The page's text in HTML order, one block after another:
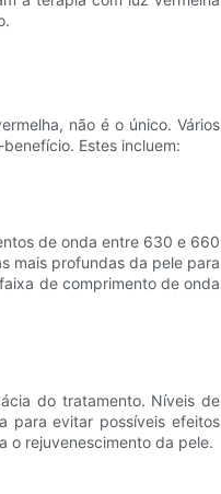
não é o único. Vários
Estes incluem:
de onda entre 630 e 660
mais profundas da pele para
de comprimento de onda
do tratamento. Níveis de
para evitar possíveis efeitos
o rejuvenescimento da pele.